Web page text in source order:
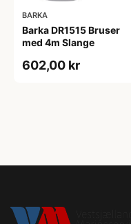
BARKA
Barka DR1515 Bruser
med 4m Slange
602,00 kr